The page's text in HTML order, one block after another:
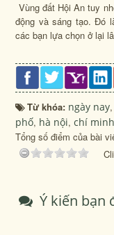
Vùng đất Hội An tuy
động và sáng tạo. Đó
các bạn lựa chọn ở lại
Từ khóa: ngày nay
phố, hà nội,chí minh
Tổng số điểm của bài
Ý kiến bạn